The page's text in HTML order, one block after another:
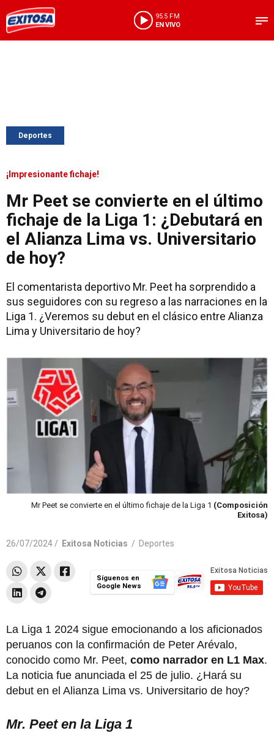
95.5 FM
EN VIVO
Deportes
¡Impresionante fichaje!
Mr Peet se convierte en el último
fichaje de la Liga 1: ¿Debutará en
el Alianza Lima vs. Universitario
de hoy?
El comentarista deportivo Mr. Peet ha sorprendido a
sus seguidores con su regreso a las narraciones en la
Liga 1. ¿Veremos su debut en el clásico entre Alianza
Lima y Universitario de hoy?
Mr Peet se convierte en el último fichaje de la Liga 1 (Composición
Exitosa)
26/07/2024 / Exitosa Noticias / Deportes
Síguenos en
Google News
La Liga 1 2024 sigue emocionando a los aficionados
peruanos con la confirmación de Peter Arévalo,
conocido como Mr. Peet, como narrador en L1 Max.
La noticia fue anunciada el 25 de julio. ¿Hará su
debut en el Alianza Lima vs. Universitario de hoy?
Mr. Peet en la Liga 1